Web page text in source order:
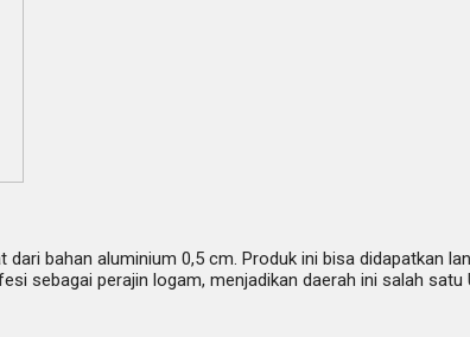
bahan aluminium 0,5 cm. Produk ini bisa didapatkan
sebagai perajin logam, menjadikan daerah ini salah